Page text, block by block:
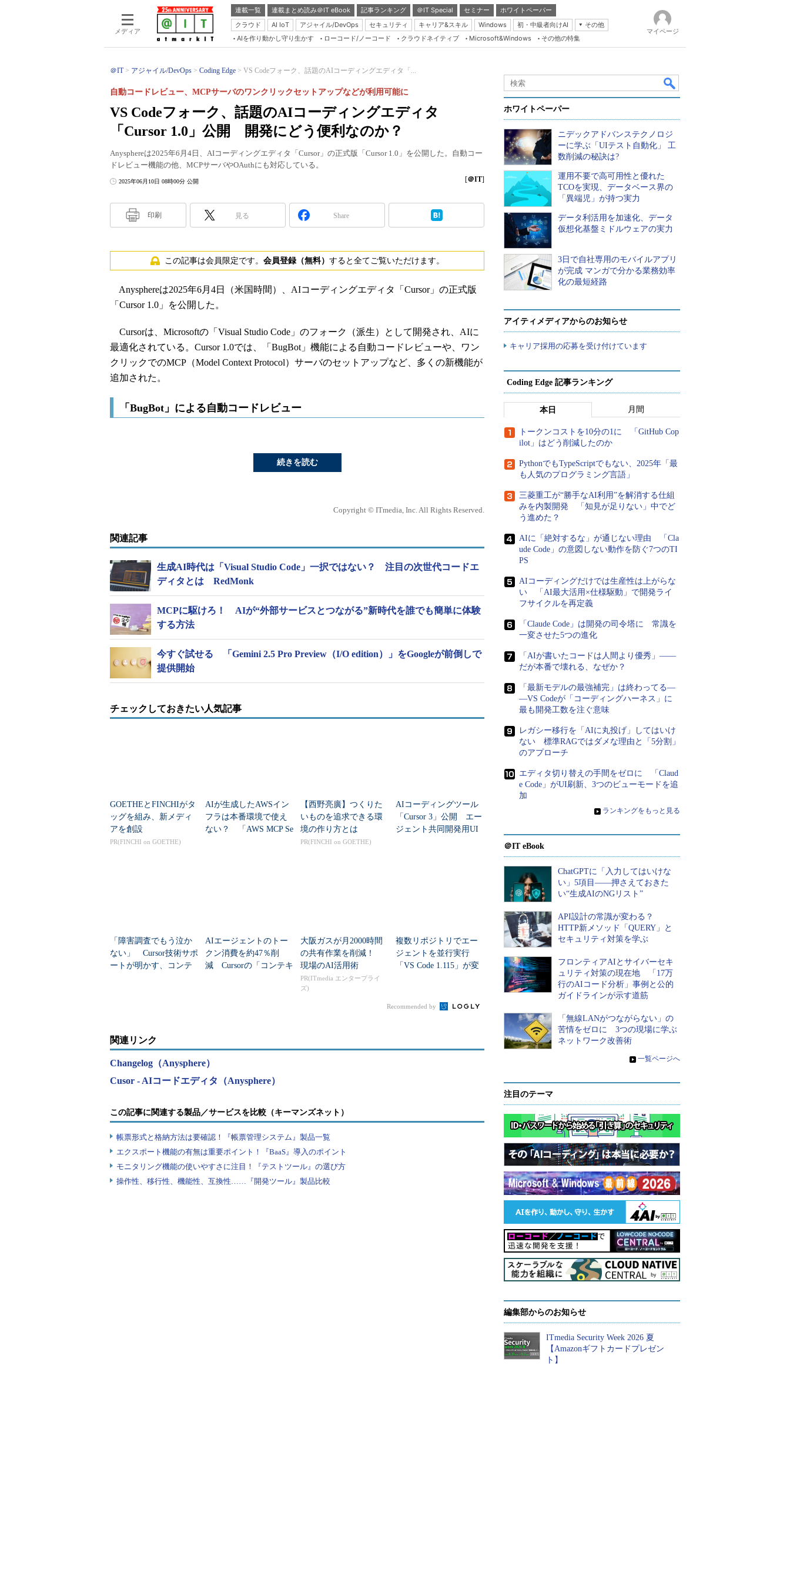
メディア
連載一覧 連載まとめ読み＠IT eBook 記事ランキング ＠IT Special セミナー
ホワイトペーパー
クラウド
AI IoT アジャイル/DevOps セキュリティ キャリア&スキル Windows 初・中級者向けAI
その他
Server & Storage
Database Expert
Linux ＆ OSS
Master of IP Network
Security & Trust
ブログ
AIを作り動かし守り生かす ローコード/ノーコード クラウドネイティブ Microsoft&Windows その他の特集
マイページ
＠IT アジャイル/DevOps Coding Edge VS Codeフォーク、話題のAIコーディングエディタ「...
VS Codeフォーク、話題のAIコーディングエディタ
「Cursor 1.0」公開 開発にどう便利なのか？
自動コードレビュー、MCPサーバのワンクリックセットアップなどが利用可能に
Anysphereは2025年6月4日、AIコーディングエディタ「Cursor」の正式版「Cursor 1.0」を公開した。自動コー
ドレビュー機能の他、MCPサーバやOAuthにも対応している。
2025年06月10日 08時00分 公開 [＠IT]
印刷 見る Share
この記事は会員限定です。 会員登録（無料） すると全てご覧いただけます。
Anysphereは2025年6月4日（米国時間）、AIコーディングエディタ「Cursor」の正式版
「Cursor 1.0」を公開した。
Cursorは、Microsoftの「Visual Studio Code」のフォーク（派生）として開発され、AIに
最適化されている。Cursor 1.0では、「BugBot」機能による自動コードレビューや、ワン
クリックでのMCP（Model Context Protocol）サーバのセットアップなど、多くの新機能が
追加された。
「BugBot」による自動コードレビュー
続きを読む
Copyright © ITmedia, Inc. All Rights Reserved.
関連記事
生成AI時代は「Visual Studio Code」一択ではない？ 注目の次世代コードエ
ディタとは RedMonk
MCPに駆けろ！ AIが“外部サービスとつながる”新時代を誰でも簡単に体験
する方法
今すぐ試せる 「Gemini 2.5 Pro Preview（I/O edition）」をGoogleが前倒しで
提供開始
チェックしておきたい人気記事
GOETHEとFINCHIがタ
ッグを組み、新メディ
アを創設
PR(FINCHI on GOETHE)
AIが生成したAWSイン
フラは本番環境で使え
ない？ 「AWS MCP Se
【西野亮廣】つくりた
いものを追求できる環
境の作り方とは
PR(FINCHI on GOETHE)
AIコーディングツール
「Cursor 3」公開 エー
ジェント共同開発用UI
「障害調査でもう泣か
ない」 Cursor技術サポ
ートが明かす、コンテ
AIエージェントのトー
クン消費を約47％削
減 Cursorの「コンテキ
大阪ガスが月2000時間
の共有作業を削減！
現場のAI活用術
PR(ITmedia エンタープライ
ズ)
複数リポジトリでエー
ジェントを並行実行
「VS Code 1.115」が変
Recommended by
関連リンク
Changelog（Anysphere）
Cusor - AIコードエディタ（Anysphere）
この記事に関連する製品／サービスを比較（キーマンズネット）
帳票形式と格納方法は要確認！『帳票管理システム』製品一覧
エクスポート機能の有無は重要ポイント！『BaaS』導入のポイント
モニタリング機能の使いやすさに注目！『テストツール』の選び方
操作性、移行性、機能性、互換性……『開発ツール』製品比較
ホワイトペーパー
ニデックアドバンステクノロジ
ーに学ぶ「UIテスト自動化」 工
数削減の秘訣は?
運用不要で高可用性と優れた
TCOを実現、データベース界の
「異端児」が持つ実力
データ利活用を加速化、データ
仮想化基盤ミドルウェアの実力
3日で自社専用のモバイルアプリ
が完成 マンガで分かる業務効率
化の最短経路
アイティメディアからのお知らせ
キャリア採用の応募を受け付けています
Coding Edge 記事ランキング
本日 月間
トークンコストを10分の1に 「GitHub Cop
ilot」はどう削減したのか
PythonでもTypeScriptでもない、2025年「最
も人気のプログラミング言語」
三菱重工が“勝手なAI利用”を解消する仕組
みを内製開発 「知見が足りない」中でど
う進めた？
AIに「絶対するな」が通じない理由 「Cla
ude Code」の意図しない動作を防ぐ7つのTI
PS
AIコーディングだけでは生産性は上がらな
い 「AI最大活用×仕様駆動」で開発ライ
フサイクルを再定義
「Claude Code」は開発の司令塔に 常識を
一変させた5つの進化
「AIが書いたコードは人間より優秀」――
だが本番で壊れる、なぜか？
「最新モデルの最強補完」は終わってる―
―VS Codeが「コーディングハーネス」に
最も開発工数を注ぐ意味
レガシー移行を「AIに丸投げ」してはいけ
ない 標準RAGではダメな理由と「5分割」
のアプローチ
エディタ切り替えの手間をゼロに 「Claud
e Code」がUI刷新、3つのビューモードを追
加
» ランキングをもっと見る
＠IT eBook
ChatGPTに「入力してはいけな
い」5項目――押さえておきた
い“生成AIのNGリスト”
API設計の常識が変わる？
HTTP新メソッド「QUERY」と
セキュリティ対策を学ぶ
フロンティアAIとサイバーセキ
ュリティ対策の現在地 「17万
行のAIコード分析」事例と公的
ガイドラインが示す道筋
「無線LANがつながらない」の
苦情をゼロに 3つの現場に学ぶ
ネットワーク改善術
» 一覧ページへ
注目のテーマ
編集部からのお知らせ
ITmedia Security Week 2026 夏
【Amazonギフトカードプレゼン
ト】